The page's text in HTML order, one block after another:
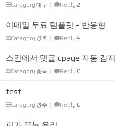
Category대구 Reply 2
이메일 무료 템플릿 + 반응형
Category 경북 Reply4
스킨에서 댓글 cpage 자동 감지
Category 충북 Reply 0
test
Category 광주 Reply 0